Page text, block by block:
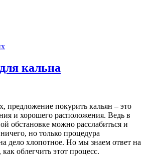
кальна
предложение покурить кальян – это
и хорошего расположения. Ведь в
обстановке можно расслабиться и
но только процедура
дело хлопотное. Но мы знаем ответ на
облегчить этот процесс.